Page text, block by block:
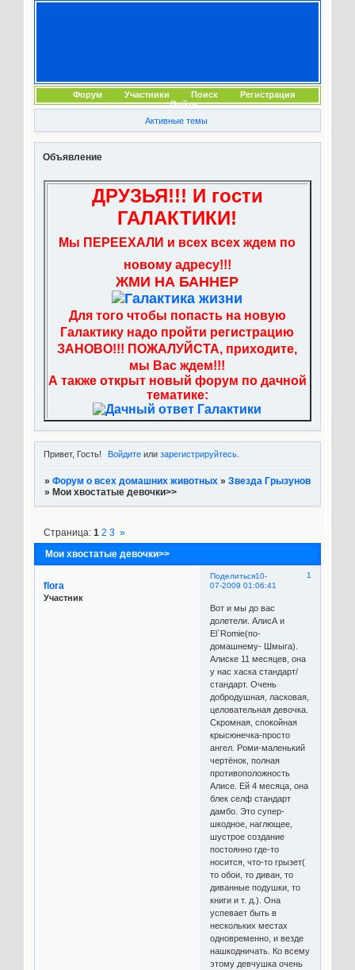
Форум Участники Поиск
Регистрация
Войти
Активные темы
Объявление
ДРУЗЬЯ!!! И гости
ГАЛАКТИКИ!
Мы ПЕРЕЕХАЛИ и всех всех ждем по
новому адресу!!!
ЖМИ НА БАННЕР
Для того чтобы попасть на новую
Галактику надо пройти регистрацию
ЗАНОВО!!! ПОЖАЛУЙСТА, приходите,
мы Вас ждем!!!
А также открыт новый форум по дачной
тематике:
Привет, Гость! Войдите илизарегистрируйтесь
» Форум о всех домашних животных » Звезда Грызунов
» Мои хвостатые девочки>>
Мои хвостатые девочки>>
Страница: 1 2 3 »
Поделиться 1
10-
07-2009 01:06:41
flora
Участник
Вот и мы до вас
долетели. АлисА и
El`Romie(по-
домашнему- Шмыга).
Алиске 11 месяцев, она
у нас хаска стандарт/
стандарт. Очень
добродушная, ласковая,
целовательная девочка.
Скромная, спокойная
крысюнечка-просто
ангел. Роми-маленький
чертёнок, полная
противоположность
Алисе. Ей 4 месяца, она
блек селф стандарт
дамбо. Это супер-
шкодное, наглющее,
шустрое создание
постоянно где-то
носится, что-то грызет(
то обои, то диван, то
диванные подушки, то
книги и т. д.). Она
успевает быть в
нескольких местах
одновременно, и везде
нашкодничать. Ко всему
этому девчушка очень